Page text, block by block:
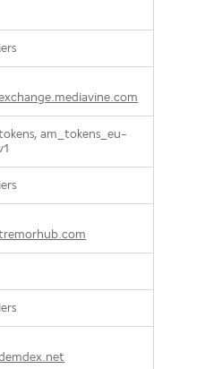
am_tokens_eu-